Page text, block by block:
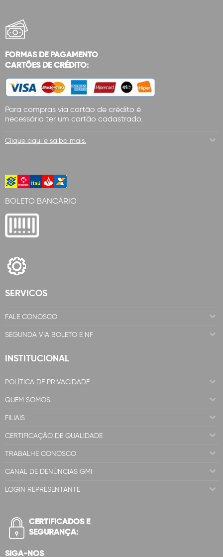
FORMAS DE PAGAMENTO
CARTÕES DE CRÉDITO:
Para compras via cartão de crédito é
necessário ter um cartão cadastrado.
Clique aqui e saiba mais.
BOLETO BANCÁRIO
SERVICOS
FALE CONOSCO
SEGUNDA VIA BOLETO E NF
INSTITUCIONAL
POLÍTICA DE PRIVACIDADE
QUEM SOMOS
FILIAIS
CERTIFICAÇÃO DE QUALIDADE
TRABALHE CONOSCO
CANAL DE DENÚNCIAS GMI
LOGIN REPRESENTANTE
CERTIFICADOS E
SEGURANÇA:
SIGA-NOS